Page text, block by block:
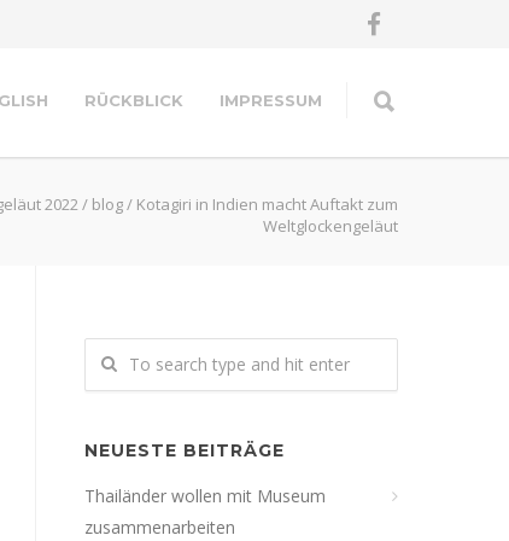
RÜCKBLICK IMPRESSUM
2022/ blog/ Kotagiri in Indien macht Auftakt zum
Weltglockengeläut
NEUESTE BEITRÄGE
Thailänder wollen mit Museum
zusammenarbeiten